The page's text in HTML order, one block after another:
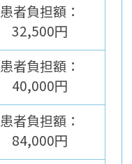
患者負担額：
32,500円
患者負担額：
40,000円
患者負担額：
84,000円